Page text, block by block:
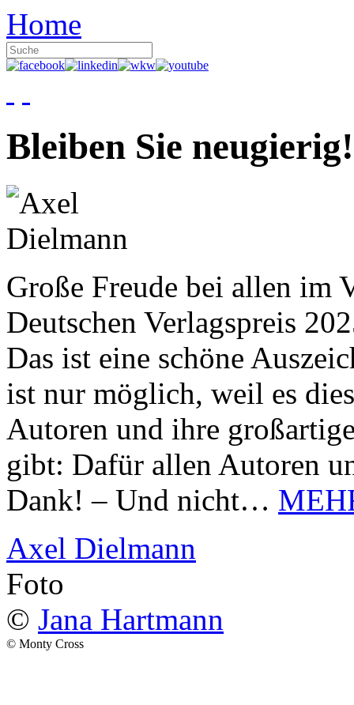
Home
Bleiben Sie neugierig!
Große Freude bei allen im
Deutschen Verlagspreis
Das ist eine schöne
ist nur möglich, weil es
Autoren und ihre
gibt: Dafür allen Autoren
Dank! – Und nicht…
Axel Dielmann
Foto
© Jana Hartmann
© Monty Cross